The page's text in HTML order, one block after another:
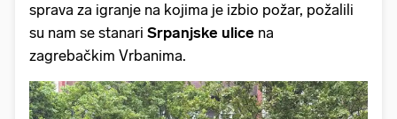
sprava za igranje na kojima je izbio požar, požalili
su nam se stanari Srpanjske ulice na
zagrebačkim Vrbanima.